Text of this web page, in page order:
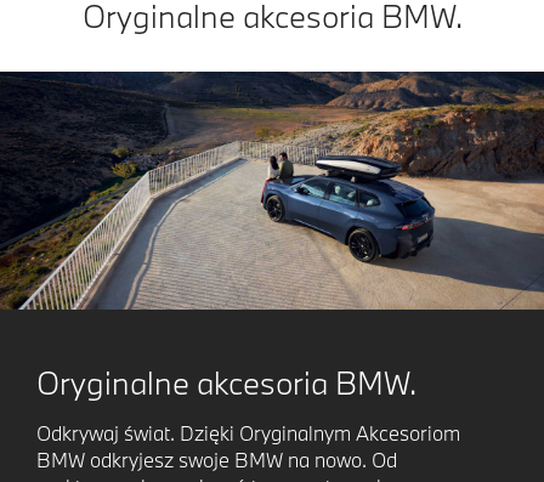
Oryginalne akcesoria BMW.
Oryginalne akcesoria BMW.
Odkrywaj świat. Dzięki Oryginalnym Akcesoriom
BMW odkryjesz swoje BMW na nowo. Od